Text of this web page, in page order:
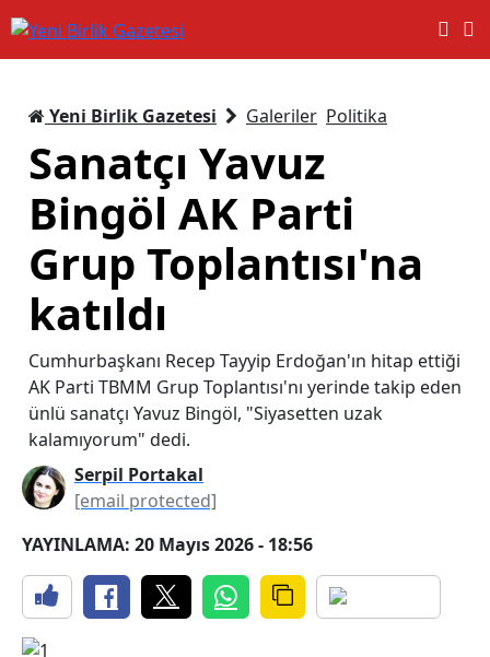
Yeni Birlik Gazetesi Galeriler Politika
Sanatçı Yavuz
Bingöl AK Parti
Grup Toplantısı'na
katıldı
Cumhurbaşkanı Recep Tayyip Erdoğan'ın hitap ettiği
AK Parti TBMM Grup Toplantısı'nı yerinde takip eden
ünlü sanatçı Yavuz Bingöl, "Siyasetten uzak
kalamıyorum" dedi.
Serpil Portakal
[email protected]
YAYINLAMA: 20 Mayıs 2026 - 18:56